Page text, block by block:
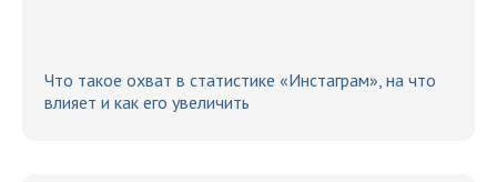
Что такое охват в статистике «Инстаграм», на что
влияет и как его увеличить